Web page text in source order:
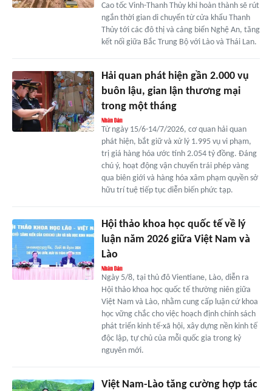
Cao tốc Vinh-Thanh Thủy khi hoàn thành sẽ rút
ngắn thời gian di chuyển từ cửa khẩu Thanh
Thủy tới các đô thị và cảng biển Nghệ An, tăng
kết nối giữa Bắc Trung Bộ với Lào và Thái Lan.
Hải quan phát hiện gần 2.000 vụ
buôn lậu, gian lận thương mại
trong một tháng
Từ ngày 15/6-14/7/2026, cơ quan hải quan
phát hiện, bắt giữ và xử lý 1.995 vụ vi phạm,
trị giá hàng hóa ước tính 2.054 tỷ đồng. Đáng
chú ý, hoạt động vận chuyển trái phép vàng
qua biên giới và hàng hóa xâm phạm quyền sở
hữu trí tuệ tiếp tục diễn biến phức tạp.
Hội thảo khoa học quốc tế về lý
luận năm 2026 giữa Việt Nam và
Lào
Ngày 5/8, tại thủ đô Vientiane, Lào, diễn ra
Hội thảo khoa học quốc tế thường niên giữa
Việt Nam và Lào, nhằm cung cấp luận cứ khoa
học vững chắc cho việc hoạch định chính sách
phát triển kinh tế-xã hội, xây dựng nền kinh tế
độc lập, tự chủ của mỗi quốc gia trong kỷ
nguyên mới.
Việt Nam-Lào tăng cường hợp tác